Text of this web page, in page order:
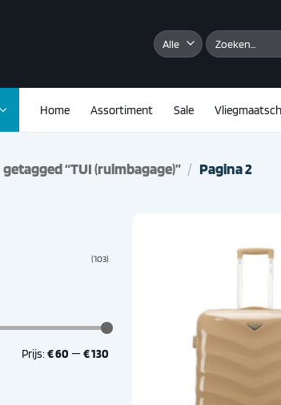
Zoeken
naar:
Home Assortiment Sale
“TUI (ruimbagage)” / Pagina 2
(103)
Prijs: € 60 —€ 130